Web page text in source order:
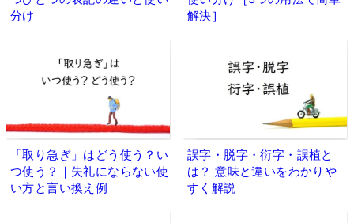
分け
解決］
「取り急ぎ」はどう使う？い
つ使う？｜失礼にならない使
い方と言い換え例
誤字・脱字・衍字・誤植と
は？ 意味と違いをわかりや
すく解説